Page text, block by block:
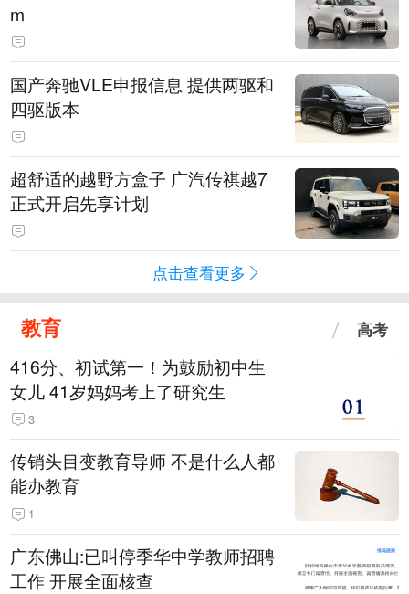
m
国产奔驰VLE申报信息 提供两驱和
四驱版本
超舒适的越野方盒子 广汽传祺越7
正式开启先享计划
点击查看更多
教育 高考
416分、初试第一！为鼓励初中生
女儿 41岁妈妈考上了研究生
3
传销头目变教育导师 不是什么人都
能办教育
1
广东佛山:已叫停季华中学教师招聘
工作 开展全面核查